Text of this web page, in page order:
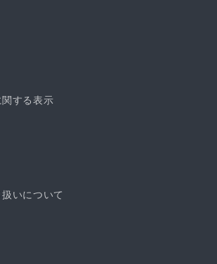
する表示
いについて